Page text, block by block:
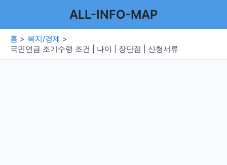
츠
ALL-INFO-MAP
홈
복지/경제
국민연금 조기수령 조건 | 나이 | 장단점 | 신청서류